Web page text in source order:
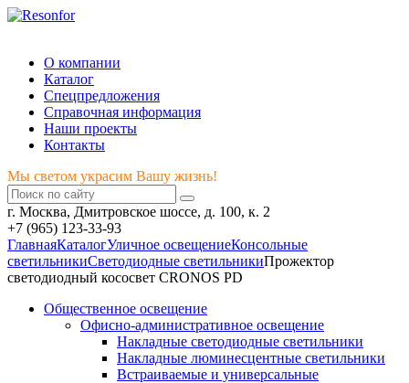
О компании
Каталог
Спецпредложения
Справочная информация
Наши проекты
Контакты
Мы светом украсим Вашу жизнь!
г. Москва, Дмитровское шоссе, д. 100, к. 2
+7 (965) 123-33-93
ГлавнаяКаталогУличное освещениеКонсольные
светильникиCветодиодные светильникиПрожектор
светодиодный кососвет CRONOS PD
Общественное освещение
Офисно-административное освещение
Накладные светодиодные светильники
Накладные люминесцентные светильники
Встраиваемые и универсальные